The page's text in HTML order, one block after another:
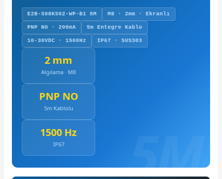
E2B-S08KS02-WP-B1 5M M8 · 2mm · Ekranlı
PNP NO · 200mA 5m Entegre Kablo
10-30VDC · 1500Hz IP67 · SUS303
2 mm
Algılama · M8
PNP NO
5m Kablolu
1500 Hz
IP67